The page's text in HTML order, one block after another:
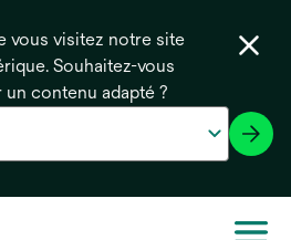
vous visitez notre site
Souhaitez-vous
contenu adapté ?